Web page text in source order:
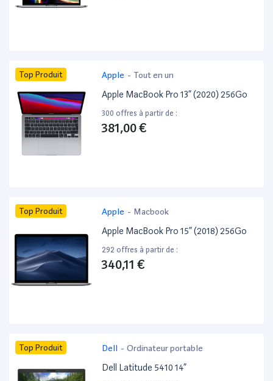
Top Produit Apple - Tout en un
Apple MacBook Pro 13” (2020) 256Go
300 offres à partir de :
381,00 €
Top Produit Apple - Macbook
Apple MacBook Pro 15” (2018) 256Go
292 offres à partir de :
340,11 €
Top Produit Dell - Ordinateur portable
Dell Latitude 5410 14”